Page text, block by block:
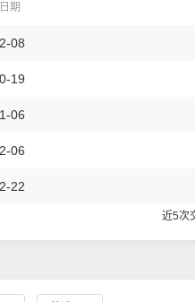
期
08
19
06
06
22
近5次